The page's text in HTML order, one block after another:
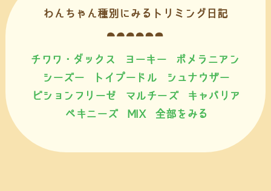
わんちゃん種別にみるトリミング日記
チワワ・ダックス ヨーキー
ポメラニアン
シーズー
トイプードル
シュナウザー
ビションフリーゼ
マルチーズ
キャバリア
ペキニーズ
MIX 全部をみる